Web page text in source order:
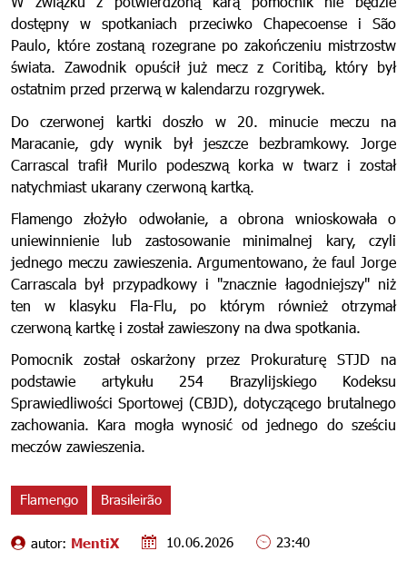
dostępny w spotkaniach przeciwko Chapecoense i São
Paulo, które zostaną rozegrane po zakończeniu mistrzostw
świata. Zawodnik opuścił już mecz z Coritibą, który był
ostatnim przed przerwą w kalendarzu rozgrywek.
Do czerwonej kartki doszło w 20. minucie meczu na
Maracanie, gdy wynik był jeszcze bezbramkowy. Jorge
Carrascal trafił Murilo podeszwą korka w twarz i został
natychmiast ukarany czerwoną kartką.
Flamengo złożyło odwołanie, a obrona wnioskowała o
uniewinnienie lub zastosowanie minimalnej kary, czyli
jednego meczu zawieszenia. Argumentowano, że faul Jorge
Carrascala był przypadkowy i "znacznie łagodniejszy" niż
ten w klasyku Fla-Flu, po którym również otrzymał
czerwoną kartkę i został zawieszony na dwa spotkania.
Pomocnik został oskarżony przez Prokuraturę STJD na
podstawie artykułu 254 Brazylijskiego Kodeksu
Sprawiedliwości Sportowej (CBJD), dotyczącego brutalnego
zachowania. Kara mogła wynosić od jednego do sześciu
meczów zawieszenia.
Flamengo Brasileirão
autor: MentiX 10.06.2026 23:40